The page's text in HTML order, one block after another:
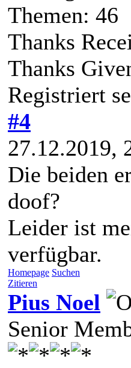
Themen: 46
Thanks
Thanks
Registriert
#4
27.12.2019,
Die beiden
doof?
Leider ist
verfügbar.
Homepage Suchen
Zitieren
Pius Noel
Senior